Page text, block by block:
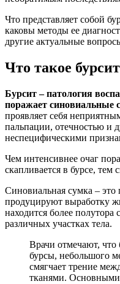
Что представляет собой
каковы методы ее
другие актуальные
Что такое
Бурсит – патология
поражает синовиальные
проявляет себя
пальпации, отечностью и
неспецифическими
Чем интенсивнее очаг
скапливается в бурсе, тем
Синовиальная сумка – это
продуцируют выработку
находится более
различных участках тела.
Врачи отмечают, что
бурсы, небольшого
смягчает трение
тканями.